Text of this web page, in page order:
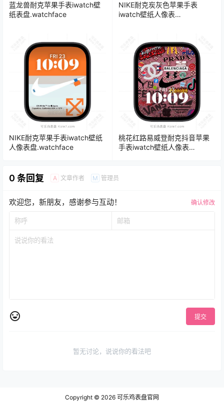
蓝龙兽耐克苹果手表iwatch壁
纸表盘.watchface
NIKE耐克炭灰色苹果手表
iwatch壁纸人像表
NIKE耐克苹果手表iwatch壁纸
人像表盘.watchface
桃花红路易威登耐克抖音苹果
手表iwatch壁纸人像表
0 条回复 A 文章作者 M 管理员
欢迎您，新朋友，感谢参与互动！ 确认修改
提交
暂无讨论，说说你的看法吧
Copyright © 2026 可乐鸡表盘官网